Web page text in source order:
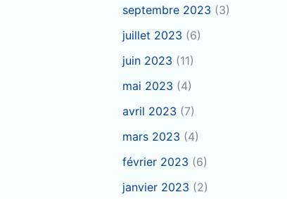
septembre 2023 (3)
juillet 2023 (6)
juin 2023 (11)
mai 2023 (4)
avril 2023 (7)
mars 2023 (4)
février 2023 (6)
janvier 2023 (2)